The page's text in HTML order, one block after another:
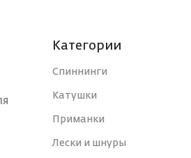
Категории
Спиннинги
Катушки
Приманки
Лески и шнуры